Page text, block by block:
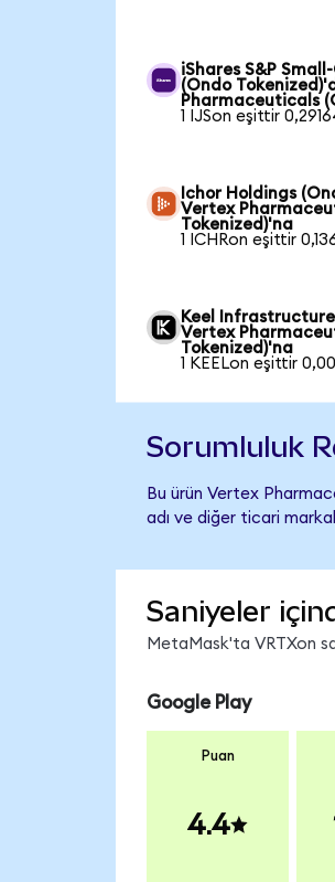
iShares S&P
(Ondo
Pharmaceuticals
1 IJSon eşittir
Ichor Holdings
Vertex
Tokenized)'na
1 ICHRon eşittir
Keel
Vertex
Tokenized)'na
1 KEELon eşittir
Sorumluluk
Bu ürün Vertex
adı ve diğer ticari
Saniyeler
MetaMask'ta VRTXon
Google Play
Puan
4.4